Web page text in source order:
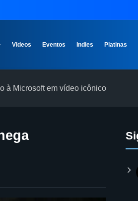
Videos Eventos Indies Platinas
à Microsoft em vídeo icônico